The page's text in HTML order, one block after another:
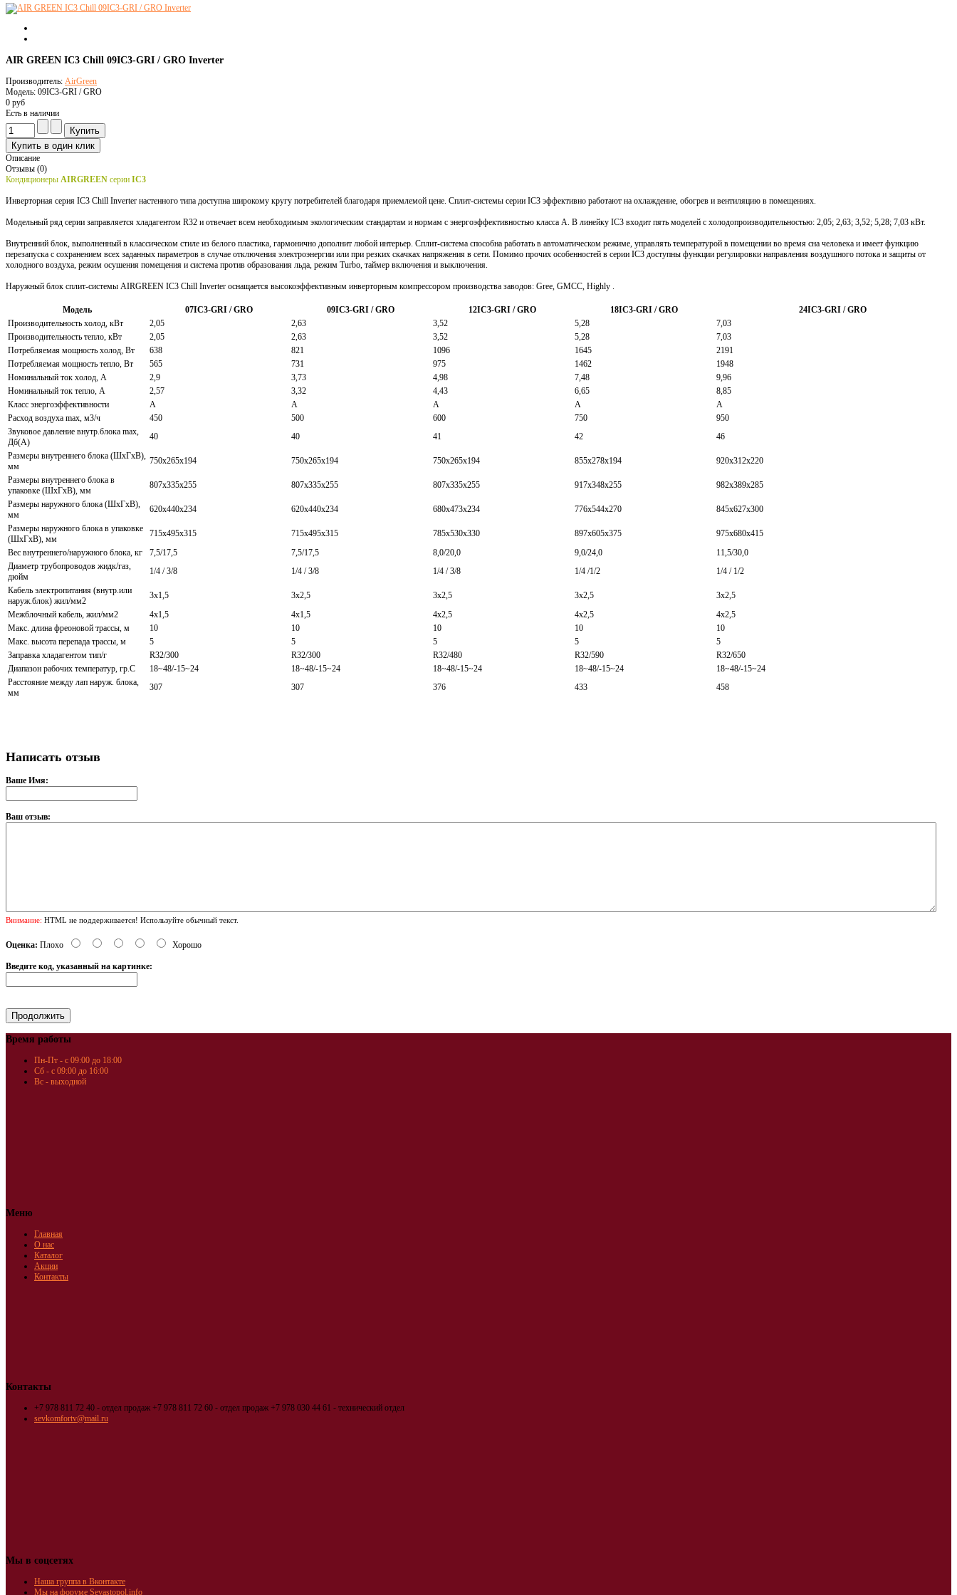
AIR GREEN IC3 Chill 09IC3-GRI / GRO Inverter
Производитель: AirGreen
Модель: 09IC3-GRI / GRO
0 руб
Есть в наличии
Описание
Отзывы (0)
Кондиционеры AIRGREEN серии IC3
Инверторная серия IC3 Chill Inverter настенного типа доступна широкому кругу потребителей благодаря приемлемой цене. Сплит-системы серии IC3 эффективно работают на охлаждение, обогрев и вентиляцию в помещениях.
Модельный ряд серии заправляется хладагентом R32 и отвечает всем необходимым экологическим стандартам и нормам с энергоэффективностью класса А. В линейку IC3 входит пять моделей c холодопроизводительностью: 2,05; 2,63; 3,52; 5,28; 7,03 кВт.
Внутренний блок, выполненный в классическом стиле из белого пластика, гармонично дополнит любой интерьер. Сплит-система способна работать в автоматическом режиме, управлять температурой в помещении во время сна человека и имеет функцию
перезапуска с сохранением всех заданных параметров в случае отключения электроэнергии или при резких скачках напряжения в сети. Помимо прочих особенностей в серии IC3 доступны функции регулировки направления воздушного потока и защиты от
холодного воздуха, режим осушения помещения и система против образования льда, режим Turbo, таймер включения и выключения.
Наружный блок сплит-системы AIRGREEN IC3 Chill Inverter оснащается высокоэффективным инверторным компрессором производства заводов: Gree, GMCC, Highly .
Модель 07IC3-GRI / GRO 09IC3-GRI / GRO 12IC3-GRI / GRO 18IC3-GRI / GRO
24IC3-GRI / GRO
Производительность холод, кВт
2,05 2,63 3,52 5,28
7,03
Производительность тепло, кВт
2,05 2,63 3,52 5,28
7,03
Потребляемая мощность холод, Вт
638 821 1096 1645
2191
Потребляемая мощность тепло, Вт
565 731 975 1462
1948
Номинальный ток холод, А
2,9 3,73 4,98 7,48
9,96
Номинальный ток тепло, А
2,57 3,32 4,43 6,65
8,85
Класс энергоэффективности
A A A А
А
Расход воздуха max, м3/ч
450 500 600 750
950
Звуковое давление внутр.блока max,
Дб(А)
40 40 41 42
46
Размеры внутреннего блока (ШхГхВ),
мм
750х265х194 750х265х194 750х265х194 855х278х194
920х312х220
Размеры внутреннего блока в
упаковке (ШхГхВ), мм
807х335х255 807х335х255 807х335х255 917х348х255
982х389х285
Размеры наружного блока (ШхГхВ),
мм
620х440х234 620х440х234 680х473х234 776х544х270
845х627х300
Размеры наружного блока в упаковке
(ШхГхВ), мм
715х495х315 715х495х315 785х530х330 897х605х375
975х680х415
Вес внутреннего/наружного блока, кг
7,5/17,5 7,5/17,5 8,0/20,0 9,0/24,0
11,5/30,0
Диаметр трубопроводов жидк/газ,
дюйм
1/4 / 3/8 1/4 / 3/8 1/4 / 3/8 1/4 /1/2
1/4 / 1/2
Кабель электропитания (внутр.или
наруж.блок) жил/мм2
3х1,5 3х2,5 3х2,5 3х2,5
3х2,5
Межблочный кабель, жил/мм2
4х1,5 4х1,5 4х2,5 4х2,5
4х2,5
Макс. длина фреоновой трассы, м
10 10 10 10
10
Макс. высота перепада трассы, м
5 5 5 5
5
Заправка хладагентом тип/г
R32/300 R32/300 R32/480 R32/590
R32/650
Диапазон рабочих температур, гр.С
18~48/-15~24 18~48/-15~24 18~48/-15~24 18~48/-15~24
18~48/-15~24
Расстояние между лап наруж. блока,
мм
307 307 376 433 458
Написать отзыв
Ваше Имя:
Ваш отзыв:
Внимание: HTML не поддерживается! Используйте обычный текст.
Оценка: Плохо Хорошо
Введите код, указанный на картинке:
Время работы
Пн-Пт - с 09:00 до 18:00
Сб - с 09:00 до 16:00
Вс - выходной
Меню
Главная
О нас
Каталог
Акции
Контакты
Контакты
+7 978 811 72 40 - отдел продаж +7 978 811 72 60 - отдел продаж +7 978 030 44 61 - технический отдел
sevkomfortv@mail.ru
Мы в соцсетях
Наша группа в Вконтакте
Мы на форуме Sevastopol.info